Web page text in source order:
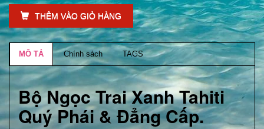
THÊM VÀO GIỎ HÀNG
MÔ TẢ Chính sách TAGS
Bộ Ngọc Trai Xanh Tahiti
Quý Phái & Đẳng Cấp.